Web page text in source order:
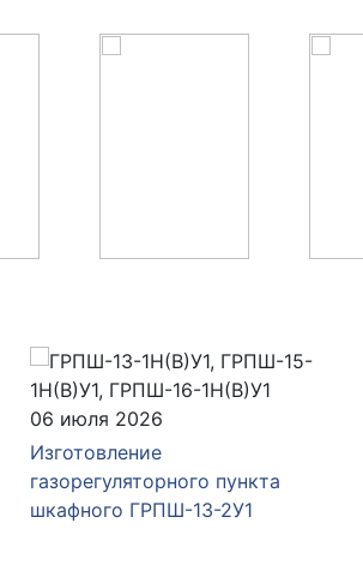
06 июля 2026
Изготовление
газорегуляторного пункта
шкафного ГРПШ-13-2У1